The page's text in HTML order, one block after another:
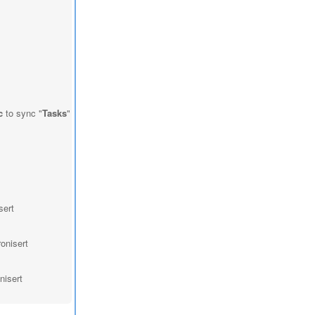
to sync "Tasks"